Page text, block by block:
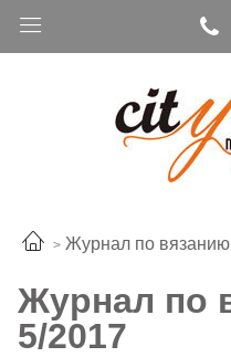
Журнал по
Журнал по
5/2017